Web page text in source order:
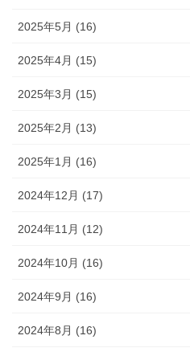
2025年5月 (16)
2025年4月 (15)
2025年3月 (15)
2025年2月 (13)
2025年1月 (16)
2024年12月 (17)
2024年11月 (12)
2024年10月 (16)
2024年9月 (16)
2024年8月 (16)